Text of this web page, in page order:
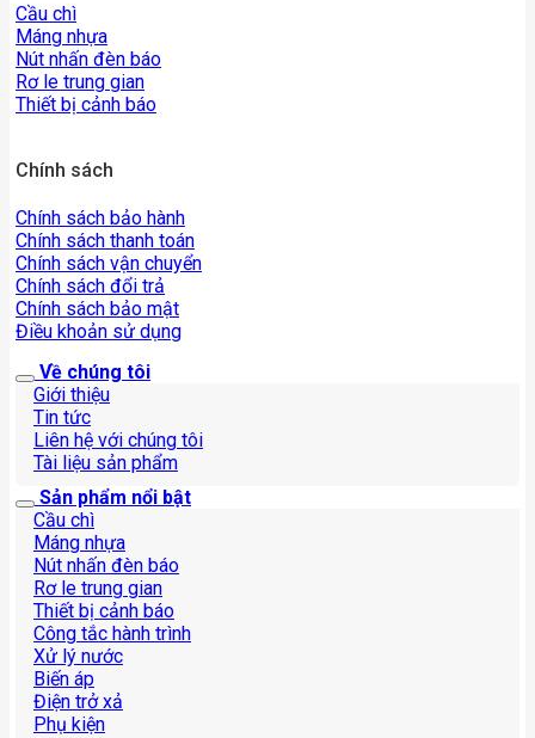
Cầu chì
Máng nhựa
Nút nhấn đèn báo
Rơ le trung gian
Thiết bị cảnh báo
Chính sách
Chính sách bảo hành
Chính sách thanh toán
Chính sách vận chuyển
Chính sách đổi trả
Chính sách bảo mật
Điều khoản sử dụng
Về chúng tôi
Giới thiệu
Tin tức
Liên hệ với chúng tôi
Tài liệu sản phẩm
Sản phẩm nổi bật
Cầu chì
Máng nhựa
Nút nhấn đèn báo
Rơ le trung gian
Thiết bị cảnh báo
Công tắc hành trình
Xử lý nước
Biến áp
Điện trở xả
Phụ kiện